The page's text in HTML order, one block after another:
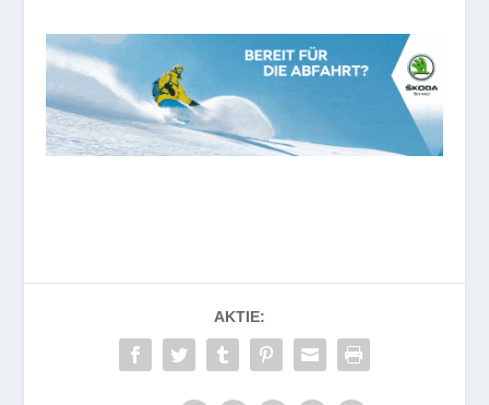
AKTIE: